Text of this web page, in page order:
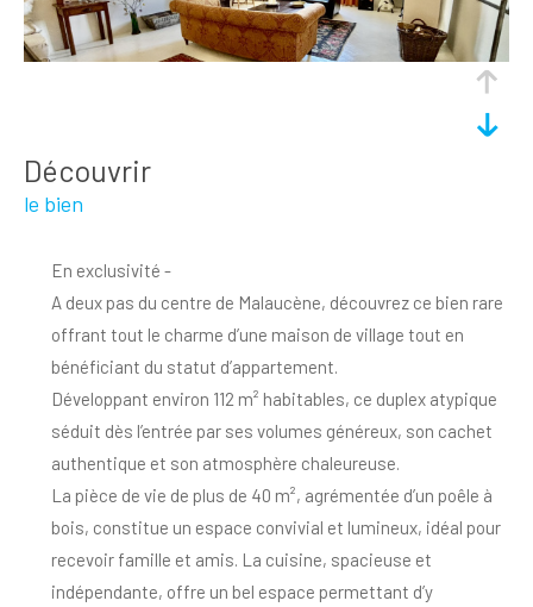
découvrir
le bien
En exclusivité -
A deux pas du centre de Malaucène, découvrez ce bien rare
offrant tout le charme d’une maison de village tout en
bénéficiant du statut d’appartement.
Développant environ 112 m² habitables, ce duplex atypique
séduit dès l’entrée par ses volumes généreux, son cachet
authentique et son atmosphère chaleureuse.
La pièce de vie de plus de 40 m², agrémentée d’un poêle à
bois, constitue un espace convivial et lumineux, idéal pour
recevoir famille et amis. La cuisine, spacieuse et
indépendante, offre un bel espace permettant d’y